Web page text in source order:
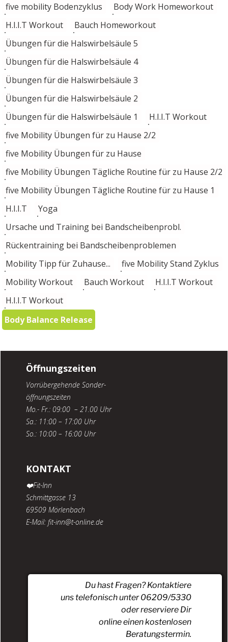
five mobility Bodenzyklus
Body Work Homeworkout
H.I.I.T Workout
Bauch Homeworkout
Übungen für die Halswirbelsäule 5
Übungen für die Halswirbelsäule 4
Übungen für die Halswirbelsäule 3
Übungen für die Halswirbelsäule 2
Übungen für die Halswirbelsäule 1
H.I.I.T Workout
five Mobility Übungen für zu Hause 2/2
five Mobility Übungen für zu Hause
five Mobility Übungen Tägliche Routine für zu Hause 2/2
five Mobility Übungen Tägliche Routine für zu Hause 1
H.I.I.T
Yoga
Ursache und Training bei Bandscheibenprobl.
Rückentraining bei Bandscheibenproblemen
Mobility Tipp für Zuhause...
five Mobility Stand Zyklus
Mobility Workout
Bauch Workout
H.I.I.T Workout
H.I.I.T Workout
Body Balance Release
Öffnungszeiten
Vorrübergehende Sonder-
öffnungszeiten
Mo.- Fr.: 09:00 – 21.00 Uhr
Sa.: 11:00 – 17:00 Uhr
So.: 10:00 – 16:00 Uhr
KONTAKT
❤️Fit-Inn
Schmittgasse 13
69509 Mörlenbach
E-Mail: fit-inn@t-online.de
Du hast Fragen? Kontaktiere
uns telefonisch unter 06209/5330
oder reserviere Dir
online einen kostenlosen
Beratungstermin.